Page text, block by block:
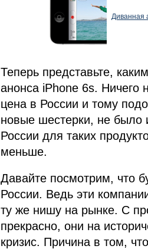
Диванная
Теперь представьте,
анонса iPhone 6s. Ничего
цена в России и тому
новые шестерки, не было
России для таких
меньше.
Давайте посмотрим, что
России. Ведь эти
ту же нишу на рынке. С
прекрасно, они на
кризис. Причина в том,